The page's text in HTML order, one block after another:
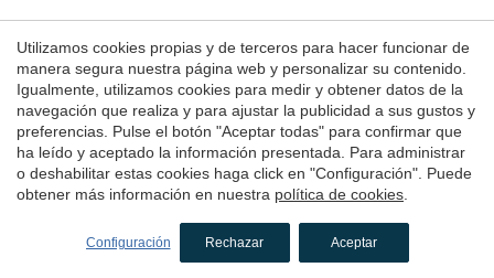
Aviso Legal
Condiciones de uso de la web
Política de Cookies
© 1998 - 2026
Petits Grans Hotels de Catalunya
byiEstrategic
Utilizamos cookies propias y de terceros para hacer funcionar de
manera segura nuestra página web y personalizar su contenido.
Igualmente, utilizamos cookies para medir y obtener datos de la
navegación que realiza y para ajustar la publicidad a sus gustos y
preferencias. Pulse el botón "Aceptar todas" para confirmar que
ha leído y aceptado la información presentada. Para administrar
o deshabilitar estas cookies haga click en "Configuración". Puede
obtener más información en nuestra política de cookies
Configuración Rechazar Aceptar